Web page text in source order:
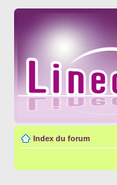
Index du forum